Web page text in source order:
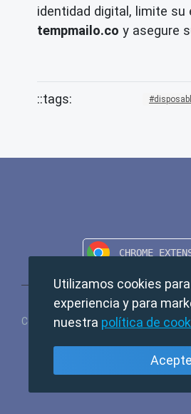
identidad digital, limite su
tempmailo.co y asegure
Copyright © 2024 TempMail. All rights
Utilizamos cookies
experiencia y para
nuestra política de
Acepte